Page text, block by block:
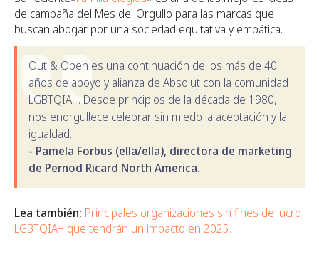
de campaña del Mes del Orgullo para las marcas que
buscan abogar por una sociedad equitativa y empática.
Out & Open es una continuación de los más de 40
años de apoyo y alianza de Absolut con la comunidad
LGBTQIA+. Desde principios de la década de 1980,
nos enorgullece celebrar sin miedo la aceptación y la
igualdad.
- Pamela Forbus (ella/ella), directora de marketing
de Pernod Ricard North America.
Lea también: Principales organizaciones sin fines de lucro
LGBTQIA+ que tendrán un impacto en 2025.